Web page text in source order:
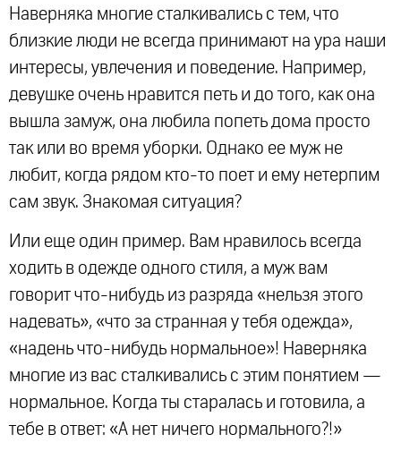
Наверняка многие сталкивались с тем, что
близкие люди не всегда принимают на ура наши
интересы, увлечения и поведение. Например,
девушке очень нравится петь и до того, как она
вышла замуж, она любила попеть дома просто
так или во время уборки. Однако ее муж не
любит, когда рядом кто-то поет и ему нетерпим
сам звук. Знакомая ситуация?
Или еще один пример. Вам нравилось всегда
ходить в одежде одного стиля, а муж вам
говорит что-нибудь из разряда «нельзя этого
надевать», «что за странная у тебя одежда»,
«надень что-нибудь нормальное»! Наверняка
многие из вас сталкивались с этим понятием —
нормальное. Когда ты старалась и готовила, а
тебе в ответ: «А нет ничего нормального?!»